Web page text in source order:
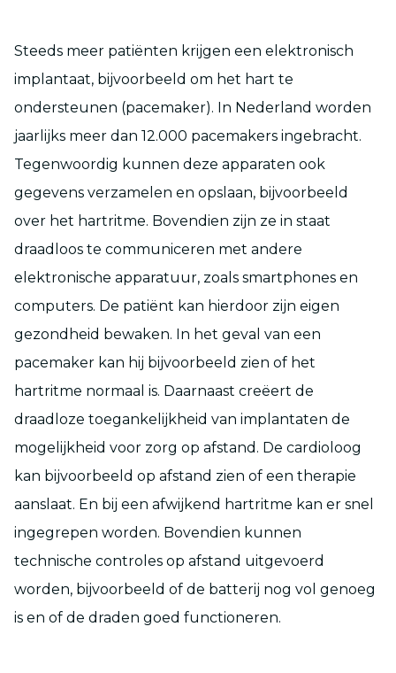
Steeds meer patiënten krijgen een elektronisch
implantaat, bijvoorbeeld om het hart te
ondersteunen (pacemaker). In Nederland worden
jaarlijks meer dan 12.000 pacemakers ingebracht.
Tegenwoordig kunnen deze apparaten ook
gegevens verzamelen en opslaan, bijvoorbeeld
over het hartritme. Bovendien zijn ze in staat
draadloos te communiceren met andere
elektronische apparatuur, zoals smartphones en
computers. De patiënt kan hierdoor zijn eigen
gezondheid bewaken. In het geval van een
pacemaker kan hij bijvoorbeeld zien of het
hartritme normaal is. Daarnaast creëert de
draadloze toegankelijkheid van implantaten de
mogelijkheid voor zorg op afstand. De cardioloog
kan bijvoorbeeld op afstand zien of een therapie
aanslaat. En bij een afwijkend hartritme kan er snel
ingegrepen worden. Bovendien kunnen
technische controles op afstand uitgevoerd
worden, bijvoorbeeld of de batterij nog vol genoeg
is en of de draden goed functioneren.